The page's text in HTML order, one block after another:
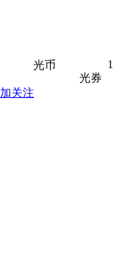
光币
1
光券
加关注